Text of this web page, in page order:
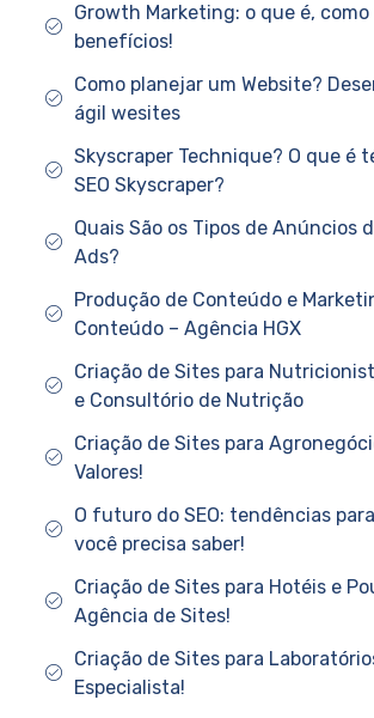
Growth Marketing: o que é,
benefícios!
Como planejar um Website?
ágil wesites
Skyscraper Technique? O que é
SEO Skyscraper?
Quais São os Tipos de Anúncios
Ads?
Produção de Conteúdo e
Conteúdo – Agência HGX
Criação de Sites para
e Consultório de Nutrição
Criação de Sites para
Valores!
O futuro do SEO: tendências
você precisa saber!
Criação de Sites para Hotéis e
Agência de Sites!
Criação de Sites para
Especialista!